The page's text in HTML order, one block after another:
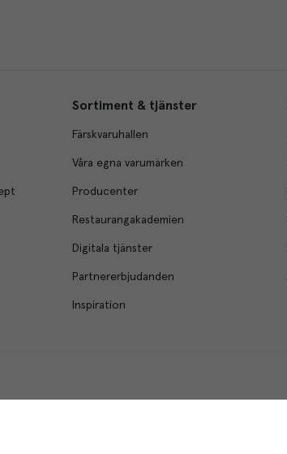
Sortiment & tjänster
Färskvaruhallen
Våra egna varumärken
Producenter
Restaurangakademien
Digitala tjänster
Partnererbjudanden
Inspiration